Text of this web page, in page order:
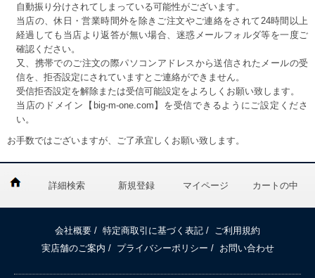
自動振り分けされてしまっている可能性がございます。
当店の、休日・営業時間外を除きご注文やご連絡をされて24時間以上
経過しても当店より返答が無い場合、迷惑メールフォルダ等を一度ご
確認ください。
又、携帯でのご注文の際パソコンアドレスから送信されたメールの受
信を、拒否設定にされていますとご連絡ができません。
受信拒否設定を解除または受信可能設定をよろしくお願い致します。
当店のドメイン【big-m-one.com】を受信できるようにご設定くださ
い。
お手数ではございますが、ご了承宜しくお願い致します。
詳細検索 新規登録 マイページ カートの中
会社概要 / 特定商取引に基づく表記 /
ご利用規約
実店舗のご案内 / プライバシーポリシー / お問い合わせ